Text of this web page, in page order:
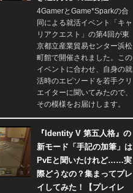
4GamerとGame*Sparkの合
同による就活イベント「キャ
リアクエスト」の第4回が東
京都立産業貿易センター浜松
町館で開催されました。この
イベントに合わせ、自身の就
活時のエピソードを若手クリ
エイターに聞いてみたので、
その模様をお届けします。
『Identity V 第五人格』の
新モード「手記の加筆」は
PvEと聞いたけれど……実
際どうなの？集まってプレ
イしてみた！【プレイレ